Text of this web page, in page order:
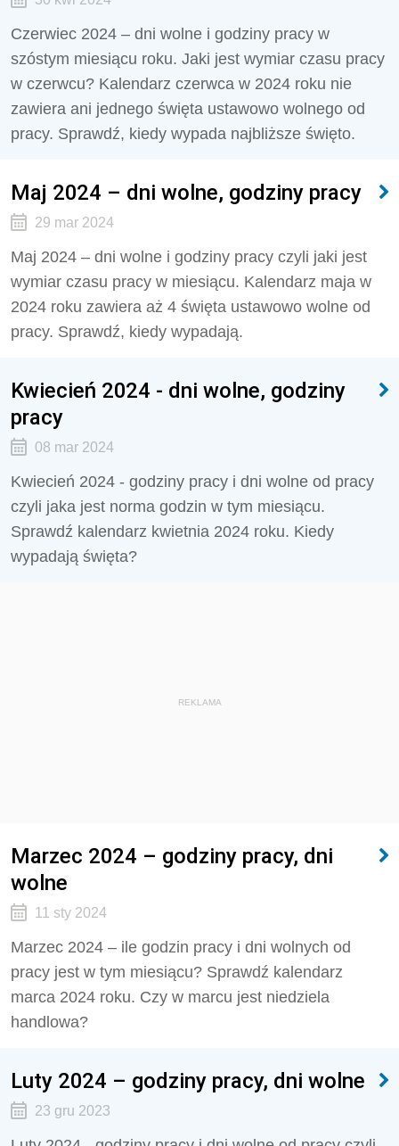
Czerwiec 2024 – dni wolne i godziny pracy w
szóstym miesiącu roku. Jaki jest wymiar czasu pracy
w czerwcu? Kalendarz czerwca w 2024 roku nie
zawiera ani jednego święta ustawowo wolnego od
pracy. Sprawdź, kiedy wypada najbliższe święto.
Maj 2024 – dni wolne, godziny pracy
29 mar 2024
Maj 2024 – dni wolne i godziny pracy czyli jaki jest
wymiar czasu pracy w miesiącu. Kalendarz maja w
2024 roku zawiera aż 4 święta ustawowo wolne od
pracy. Sprawdź, kiedy wypadają.
Kwiecień 2024 - dni wolne, godziny
pracy
08 mar 2024
Kwiecień 2024 - godziny pracy i dni wolne od pracy
czyli jaka jest norma godzin w tym miesiącu.
Sprawdź kalendarz kwietnia 2024 roku. Kiedy
wypadają święta?
REKLAMA
Marzec 2024 – godziny pracy, dni
wolne
11 sty 2024
Marzec 2024 – ile godzin pracy i dni wolnych od
pracy jest w tym miesiącu? Sprawdź kalendarz
marca 2024 roku. Czy w marcu jest niedziela
handlowa?
Luty 2024 – godziny pracy, dni wolne
23 gru 2023